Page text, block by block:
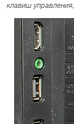
клавиш управления,